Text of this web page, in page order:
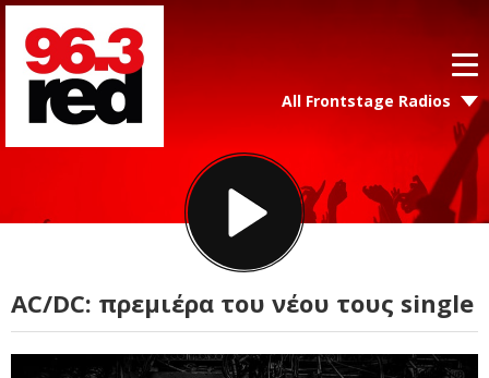
All Frontstage Radios
AC/DC: πρεμιέρα του νέου τους single